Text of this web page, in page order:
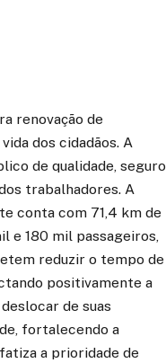
renovação de
dos cidadãos. A
de qualidade, seguro
trabalhadores. A
conta com 71,4 km de
e 180 mil passageiros,
reduzir o tempo de
positivamente a
de suas
fortalecendo a
a prioridade de